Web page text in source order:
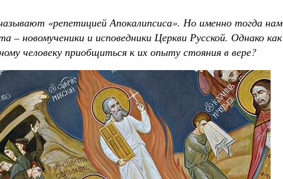
«репетицией Апокалипсиса». Но именно тогда нам
– новомученики и исповедники Церкви Русской. Однако как
человеку приобщиться к их опыту стояния в вере?